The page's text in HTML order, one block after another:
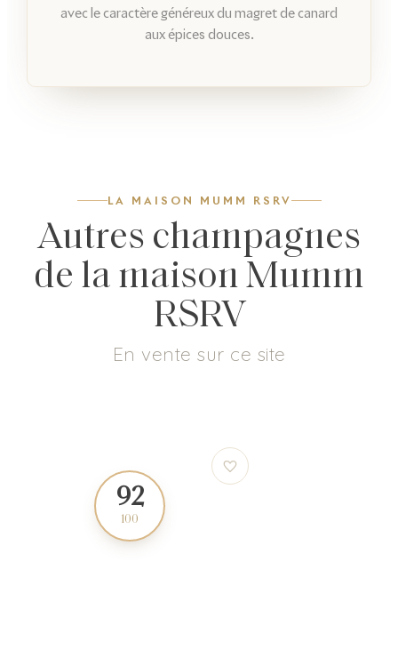
avec le caractère généreux du magret de canard
aux épices douces.
LA MAISON MUMM RSRV
Autres champagnes
de la maison Mumm
RSRV
En vente sur ce site
92
100